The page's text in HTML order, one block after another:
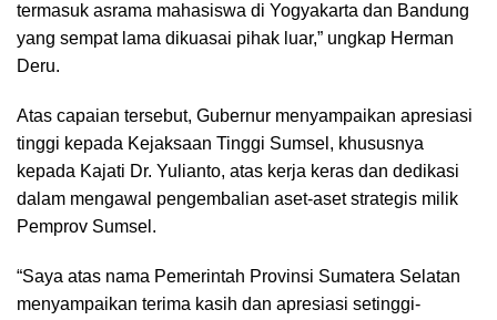
termasuk asrama mahasiswa di Yogyakarta dan Bandung
yang sempat lama dikuasai pihak luar,” ungkap Herman
Deru.
Atas capaian tersebut, Gubernur menyampaikan apresiasi
tinggi kepada Kejaksaan Tinggi Sumsel, khususnya
kepada Kajati Dr. Yulianto, atas kerja keras dan dedikasi
dalam mengawal pengembalian aset-aset strategis milik
Pemprov Sumsel.
“Saya atas nama Pemerintah Provinsi Sumatera Selatan
menyampaikan terima kasih dan apresiasi setinggi-